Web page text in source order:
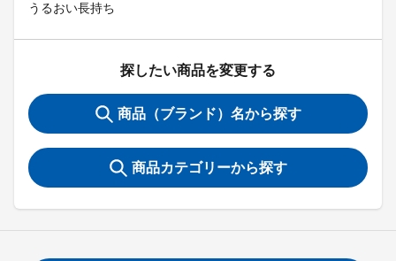
うるおい長持ち
探したい商品を変更する
商品（ブランド）名から探す
商品カテゴリーから探す